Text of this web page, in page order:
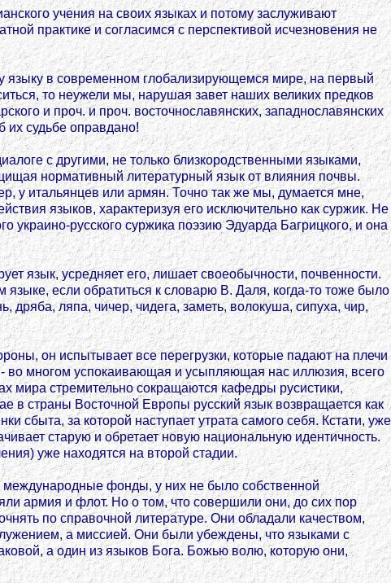
учения на своих языках и потому заслуживают
практике и согласимся с перспективой исчезновения не
в современном глобализирующемся мире, на первый
то неужели мы, нарушая завет наших великих предков
и проч. и проч. восточнославянских, западнославянских
их судьбе оправдано!
с другими, не только близкородственными языками,
нормативный литературный язык от влияния почвы.
у итальянцев или армян. Точно так же мы, думается мне,
языков, характеризуя его исключительно как суржик. Не
украино-русского суржика поэзию Эдуарда Багрицкого, и она
язык, усредняет его, лишает своеобычности, почвенности.
если обратиться к словарю В. Даля, когда-то тоже было
дряба, ляпа, чичер, чидега, заметь, волокуша, сипуха, чир,
он испытывает все перегрузки, которые падают на плечи
- во многом успокаивающая и усыпляющая нас иллюзия, всего
мира стремительно сокращаются кафедры русистики,
в страны Восточной Европы русский язык возвращается как
сбыта, за которой наступает утрата самого себя. Кстати, уже
старую и обретает новую национальную идентичность.
уже находятся на второй стадии.
фонды, у них не было собственной
армия и флот. Но о том, что совершили они, до сих пор
по справочной литературе. Они обладали качеством,
а миссией. Они были убеждены, что языками с
а один из языков Бога. Божью волю, которую они,